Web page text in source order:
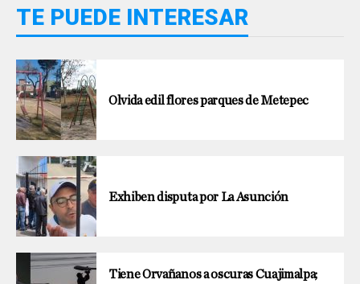
TE PUEDE INTERESAR
Olvida edil flores parques de Metepec
Exhiben disputa por La Asunción
Tiene Orvañanos a oscuras Cuajimalpa;